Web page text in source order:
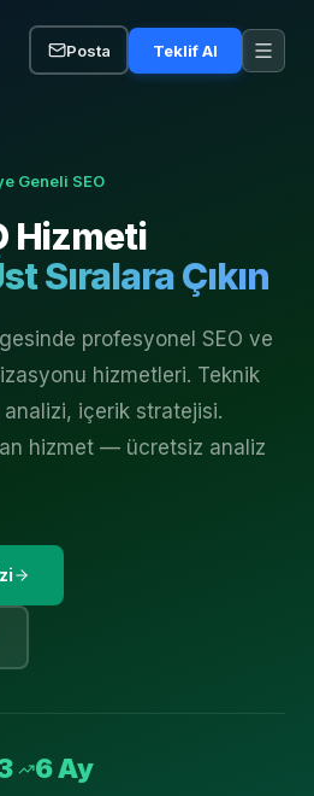
Posta Teklif Al
Geneli SEO
Hizmeti
Sıralara Çıkın
profesyonel SEO ve
hizmetleri. Teknik
içerik stratejisi.
hizmet — ücretsiz analiz
6 Ay